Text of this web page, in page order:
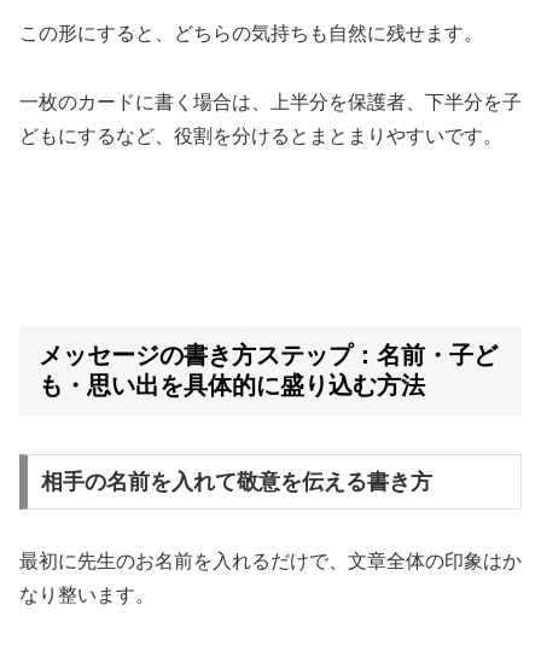
この形にすると、どちらの気持ちも自然に残せます。
一枚のカードに書く場合は、上半分を保護者、下半分を子
どもにするなど、役割を分けるとまとまりやすいです。
メッセージの書き方ステップ：名前・子ど
も・思い出を具体的に盛り込む方法
相手の名前を入れて敬意を伝える書き方
最初に先生のお名前を入れるだけで、文章全体の印象はか
なり整います。